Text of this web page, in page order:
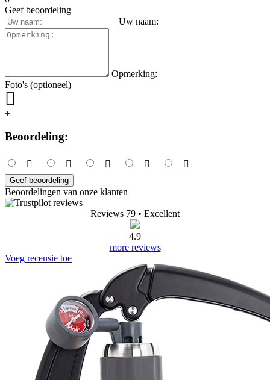
Vertalen Bekijk origineel
• Beoordeeld op4barista.sk
Janka
10.04.2019
Tieto viecka pouzivam prave pre to, ze sa daju lepsie recyklovat ako
hlinikove.
Vertalen
5/5
2 beoordeling(en)
0
0
Geef beoordeling
Uw naam:
Opmerking:
Foto's (optioneel)
Beoordeling:
Geef beoordeling
Beoordelingen van onze klanten